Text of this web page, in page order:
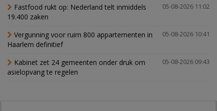
05-08-2026 11:02
Fastfood rukt op: Nederland telt inmiddels
19.400 zaken
05-08-2026 10:41
Vergunning voor ruim 800 appartementen in
Haarlem definitief
05-08-2026 09:43
Kabinet zet 24 gemeenten onder druk om
asielopvang te regelen